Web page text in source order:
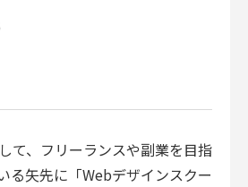
て、フリーランスや副業を目指
る矢先に「Webデザインスクー